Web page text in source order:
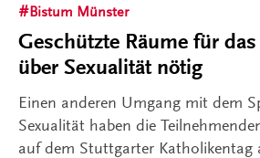
Bistum Münster
Geschützte Räume für
über Sexualität nötig
Einen anderen Umgang mit dem
Sexualität haben die
auf dem Stuttgarter Katholikentag